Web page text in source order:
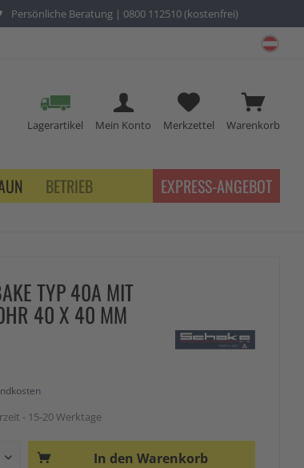
Persönliche Beratung | 0800 112510 (kostenfrei)
Warenkorb
Merkzettel
Mein Konto
Lagerartikel
BETRIEB EXPRESS-ANGEBOT
TYP 40A MIT
40 X 40 MM
- 15-20 Werktage
In den Warenkorb